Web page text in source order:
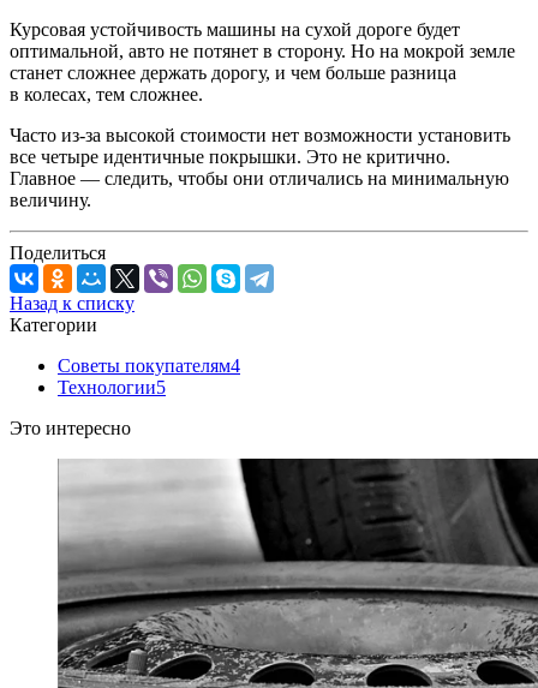
Курсовая устойчивость машины на сухой дороге будет
оптимальной, авто не потянет в сторону. Но на мокрой земле
станет сложнее держать дорогу, и чем больше разница
в колесах, тем сложнее.
Часто из-за высокой стоимости нет возможности установить
все четыре идентичные покрышки. Это не критично.
Главное — следить, чтобы они отличались на минимальную
величину.
Поделиться
Назад к списку
Категории
Советы покупателям4
Технологии5
Это интересно